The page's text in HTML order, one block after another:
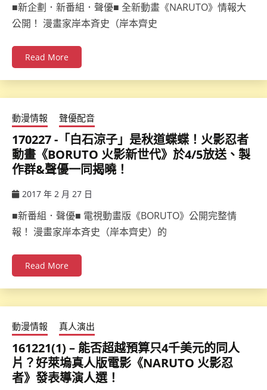
■新企劃．新番組．聲優■ 全新動畫《NARUTO》情報大
公開！ 漫畫家岸本斉史（岸本齊史
Read More
動漫情報 聲優配音
170227 -「白石涼子」是秋道蝶蝶！火影忍者
動畫《BORUTO 火影新世代》於4/5放送、製
作群&聲優一同揭曉！
2017 年 2 月 27 日
■新番組．聲優■ 電視動畫版《BORUTO》公開完整情
報！ 漫畫家岸本斉史（岸本齊史）的
Read More
動漫情報 真人演出
161221(1) – 能否超越預算只4千美元的同人
片？好萊塢真人版電影《NARUTO 火影忍
者》發表導演人選！